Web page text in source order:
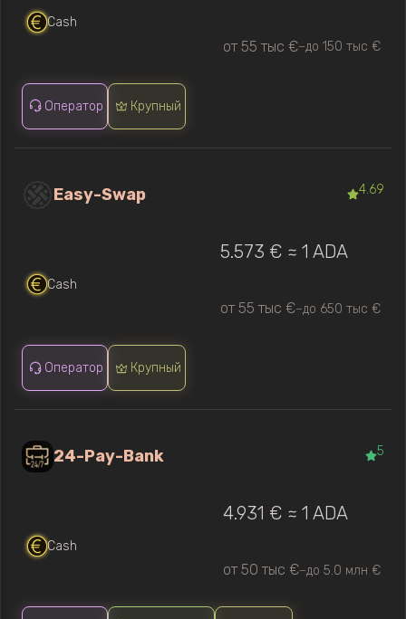
Cash
от 55 тыс €—до 150 тыс €
Оператор Крупный
Easy-Swap 4.69
Cash
5.573 € ≈ 1 ADA
от 55 тыс €—до 650 тыс €
Оператор Крупный
24-Pay-Bank 5
Cash
4.931 € ≈ 1 ADA
от 50 тыс €—до 5.0 млн €